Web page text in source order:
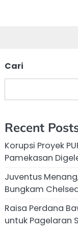
Cari
Recent
Korupsi Proyek
Pamekasan
Juventus
Bungkam
Raisa Perdana
untuk Pagelaran